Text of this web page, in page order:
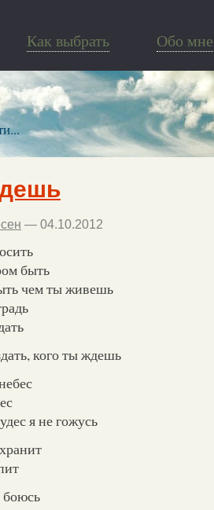
Как выбрать Обо мне
— 04.10.2012
быть
чем ты живешь
кого ты ждешь
я не гожусь
боюсь